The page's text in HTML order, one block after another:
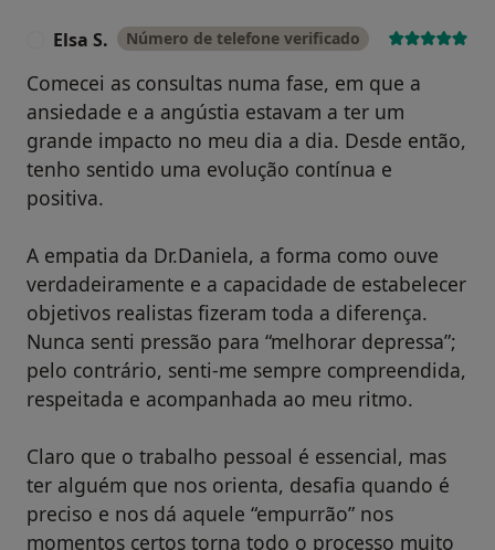
Elsa S. Número de telefone verificado
Comecei as consultas numa fase, em que a
ansiedade e a angústia estavam a ter um
grande impacto no meu dia a dia. Desde então,
tenho sentido uma evolução contínua e
positiva.
A empatia da Dr.Daniela, a forma como ouve
verdadeiramente e a capacidade de estabelecer
objetivos realistas fizeram toda a diferença.
Nunca senti pressão para “melhorar depressa”;
pelo contrário, senti-me sempre compreendida,
respeitada e acompanhada ao meu ritmo.
Claro que o trabalho pessoal é essencial, mas
ter alguém que nos orienta, desafia quando é
preciso e nos dá aquele “empurrão” nos
momentos certos torna todo o processo muito